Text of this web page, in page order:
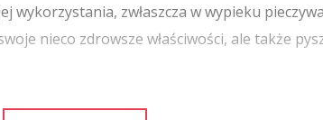
zwłaszcza w wypieku
nieco zdrowsze właściwości, ale także